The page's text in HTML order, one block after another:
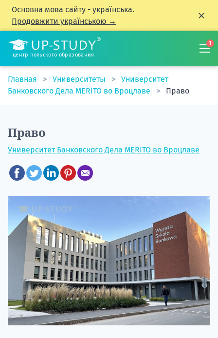
Основна мова сайту - українська.
Продовжити українською →
центр польского образования
1
Главная Университеты
Университет
Банковского Дела MERITO во Вроцлаве
Право
Право
Университет Банковского Дела MERITO во Вроцлаве